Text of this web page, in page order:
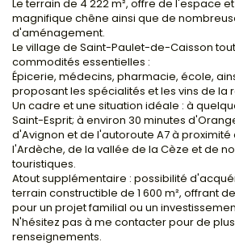
Le terrain de 4 222 m², offre de l'espace
magnifique chêne ainsi que de
d'aménagement.
Le village de Saint-Paulet-de-Caisson
commodités essentielles :
Épicerie, médecins, pharmacie, école,
proposant les spécialités et les vins de la
Un cadre et une situation idéale : à
Saint-Esprit; à environ 30 minutes
d'Avignon et de l'autoroute A7 à proximité
l'Ardèche, de la vallée de la Cèze et de
touristiques.
Atout supplémentaire : possibilité
terrain constructible de 1 600 m², offrant
pour un projet familial ou un
N'hésitez pas à me contacter pour de
renseignements.